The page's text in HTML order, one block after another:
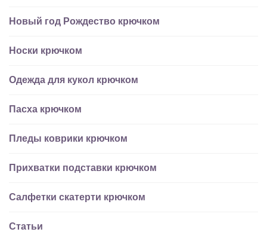
Новый год Рождество крючком
Носки крючком
Одежда для кукол крючком
Пасха крючком
Пледы коврики крючком
Прихватки подставки крючком
Салфетки скатерти крючком
Статьи